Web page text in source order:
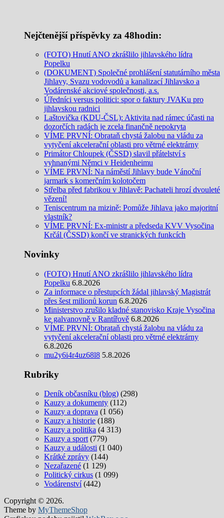
Nejčtenější příspěvky za 48hodin:
(FOTO) Hnutí ANO zkrášlilo jihlavského lídra
Popelku
(DOKUMENT) Společné prohlášení statutárního města
Jihlavy, Svazu vodovodů a kanalizací Jihlavsko a
Vodárenské akciové společnosti, a.s.
Úředníci versus politici: spor o faktury JVAKu pro
jihlavskou radnici
Laštovička (KDU-ČSL): Aktivita nad rámec účasti na
dozorčích radách je zcela finančně nepokryta
VÍME PRVNÍ: Obrataň chystá žalobu na vládu za
vytyčení akcelerační oblasti pro větrné elektrárny
Primátor Chloupek (ČSSD) slavil přátelství s
vyhnanými Němci v Heidenheimu
VÍME PRVNÍ: Na náměstí Jihlavy bude Vánoční
jarmark s komerčním kolotočem
Střelba před fabrikou v Jihlavě: Pachateli hrozí dvouleté
vězení!
Teniscentrum na mizině: Pomůže Jihlava jako majoritní
vlastník?
VÍME PRVNÍ: Ex-ministr a předseda KVV Vysočina
Krčál (ČSSD) končí ve stranických funkcích
Novinky
(FOTO) Hnutí ANO zkrášlilo jihlavského lídra
Popelku 6.8.2026
Za informace o přestupcích žádal jihlavský Magistrát
přes šest milionů korun 6.8.2026
Ministerstvo zrušilo kladné stanovisko Kraje Vysočina
ke galvanovně v Rantířově 6.8.2026
VÍME PRVNÍ: Obrataň chystá žalobu na vládu za
vytyčení akcelerační oblasti pro větrné elektrárny
6.8.2026
mu2y6i4r4uz68l8 5.8.2026
Rubriky
Deník občasníku (blog) (298)
Kauzy a dokumenty (112)
Kauzy a doprava (1 056)
Kauzy a historie (188)
Kauzy a politika (4 313)
Kauzy a sport (779)
Kauzy a události (1 040)
Krátké zprávy (144)
Nezařazené (1 129)
Politický cirkus (1 099)
Vodárenství(442)
Copyright © 2026.
Theme by MyThemeShop